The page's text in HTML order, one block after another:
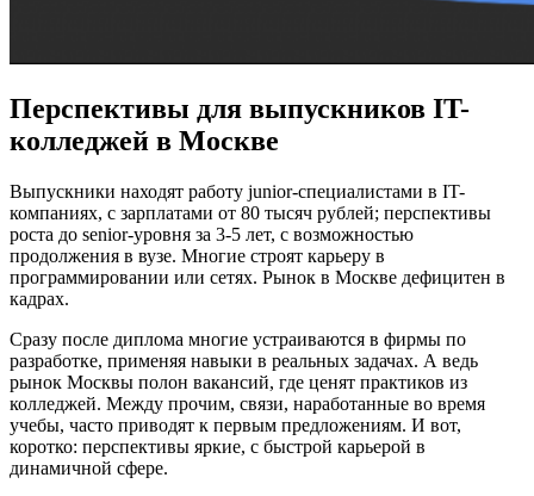
Перспективы для выпускников IT-
колледжей в Москве
Выпускники находят работу junior-специалистами в IT-
компаниях, с зарплатами от 80 тысяч рублей; перспективы
роста до senior-уровня за 3-5 лет, с возможностью
продолжения в вузе. Многие строят карьеру в
программировании или сетях. Рынок в Москве дефицитен в
кадрах.
Сразу после диплома многие устраиваются в фирмы по
разработке, применяя навыки в реальных задачах. А ведь
рынок Москвы полон вакансий, где ценят практиков из
колледжей. Между прочим, связи, наработанные во время
учебы, часто приводят к первым предложениям. И вот,
коротко: перспективы яркие, с быстрой карьерой в
динамичной сфере.